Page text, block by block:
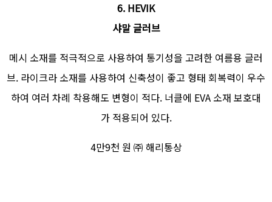
6. HEVIK
샤말 글러브
메시 소재를 적극적으로 사용하여 통기성을 고려한 여름용 글러
브. 라이크라 소재를 사용하여 신축성이 좋고 형태 회복력이 우수
하여 여러 차례 착용해도 변형이 적다. 너클에 EVA 소재 보호대
가 적용되어 있다.
4만9천 원 ㈜ 해리통상